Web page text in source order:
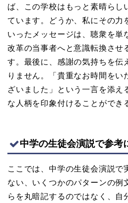
ば、この学校はもっと素晴らし
ています。どうか、私にその力
いったメッセージは、聴衆を単
改革の当事者へと意識転換させ
す。最後に、感謝の気持ちを伝
りません。「貴重なお時間をい
ざいました」という一言を添え
な人柄を印象付けることができ
中学の生徒会演説で参考
ここでは、中学の生徒会演説で
ない、いくつかのパターンの例
らを丸暗記するのではなく、自